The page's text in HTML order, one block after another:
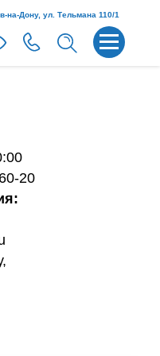
на-Дону, ул. Тельмана 110/1
20